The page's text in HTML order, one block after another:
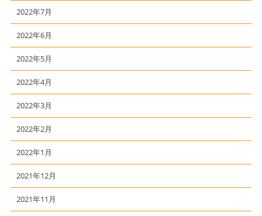
2022年7月
2022年6月
2022年5月
2022年4月
2022年3月
2022年2月
2022年1月
2021年12月
2021年11月